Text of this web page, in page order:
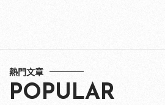
熱門文章
POPULAR